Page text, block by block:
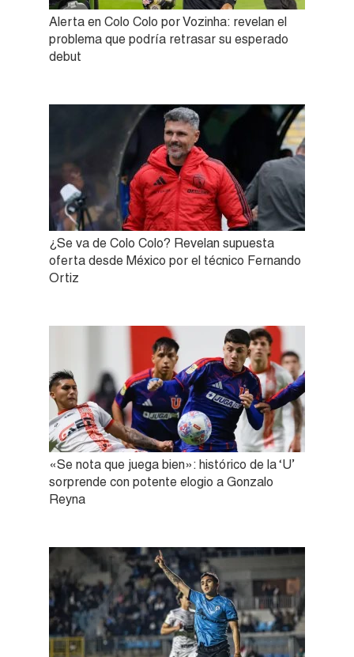
Alerta en Colo Colo por Vozinha: revelan el
problema que podría retrasar su esperado
debut
¿Se va de Colo Colo? Revelan supuesta
oferta desde México por el técnico Fernando
Ortiz
«Se nota que juega bien»: histórico de la ‘U’
sorprende con potente elogio a Gonzalo
Reyna